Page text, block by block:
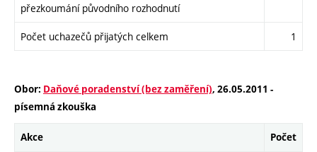
přezkoumání původního rozhodnutí
Počet uchazečů přijatých celkem 1
Obor: Daňové poradenství (bez zaměření), 26.05.2011 -
písemná zkouška
Akce Počet